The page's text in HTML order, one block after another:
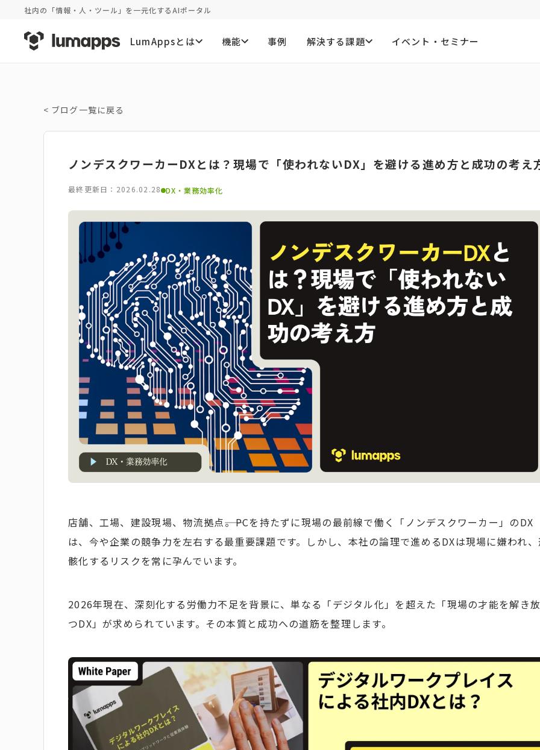
社内の「情報・人・ツール」を一元化するAIポータル
LumAppsとは 機能 事例 解決する課題 イベント・セミナー
< ブログ一覧に戻る
ノンデスクワーカーDXとは？現場で「使われないDX」を避ける進め方と成功の考え
最終更新日：2026.02.28 DX・業務効率化
店舗、工場、建設現場、物流拠点――。PCを持たずに現場の最前線で働く「ノンデスクワーカー」のDX
は、今や企業の競争力を左右する最重要課題です。しかし、本社の論理で進めるDXは現場に嫌われ
骸化するリスクを常に孕んでいます。
2026年現在、深刻化する労働力不足を背景に、単なる「デジタル化」を超えた「現場の才能を解き
つDX」が求められています。その本質と成功への道筋を整理します。